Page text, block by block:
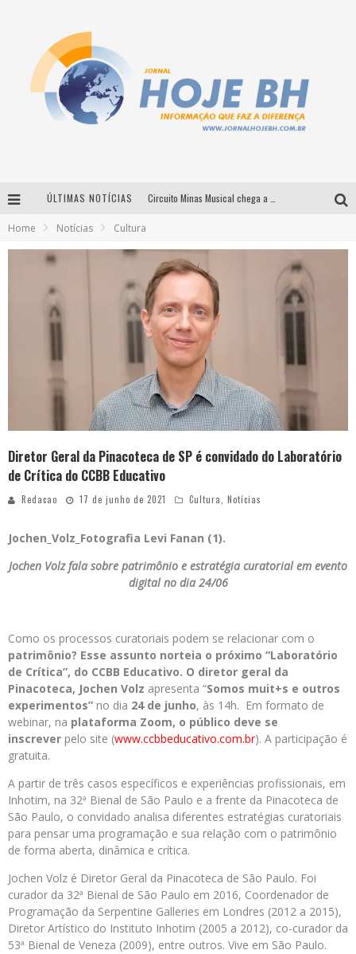
ÚLTIMAS NOTÍCIAS
Home Notícias Cultura
Diretor Geral da Pinacoteca de SP é convidado do Laboratório
de Crítica do CCBB Educativo
Redacao 17 de junho de 2021 Cultura, Notícias
Jochen_Volz_Fotografia Levi Fanan (1).
Jochen Volz fala sobre patrimônio e estratégia curatorial em evento
digital no dia 24/06
Como os processos curatoriais podem se relacionar com o
patrimônio? Esse assunto norteia o próximo “Laboratório
de Crítica”, do CCBB Educativo. O diretor geral da
Pinacoteca, Jochen Volz apresenta “Somos muit+s e outros
experimentos” no dia 24 de junho, às 14h. Em formato de
webinar, na plataforma Zoom, o público deve se
inscrever pelo site (www.ccbbeducativo.com.br). A participação é
gratuita.
A partir de três casos específicos e experiências profissionais, em
Inhotim, na 32ª Bienal de São Paulo e a frente da Pinacoteca de
São Paulo, o convidado analisa diferentes estratégias curatoriais
para pensar uma programação e sua relação com o patrimônio
de forma aberta, dinâmica e crítica.
Jochen Volz é Diretor Geral da Pinacoteca de São Paulo. Foi
curador da 32ª Bienal de São Paulo em 2016, Coordenador de
Programação da Serpentine Galleries em Londres (2012 a 2015),
Diretor Artístico do Instituto Inhotim (2005 a 2012), co-curador da
53ª Bienal de Veneza (2009), entre outros. Vive em São Paulo.